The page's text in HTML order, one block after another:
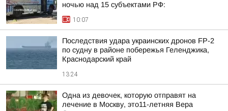
ночью над 15 субъектами РФ:
10:07
Последствия удара украинских дронов FP-2
по судну в районе побережья Геленджика,
Краснодарский край
13:24
Одна из девочек, которую отправят на
лечение в Москву, это11-летняя Вера